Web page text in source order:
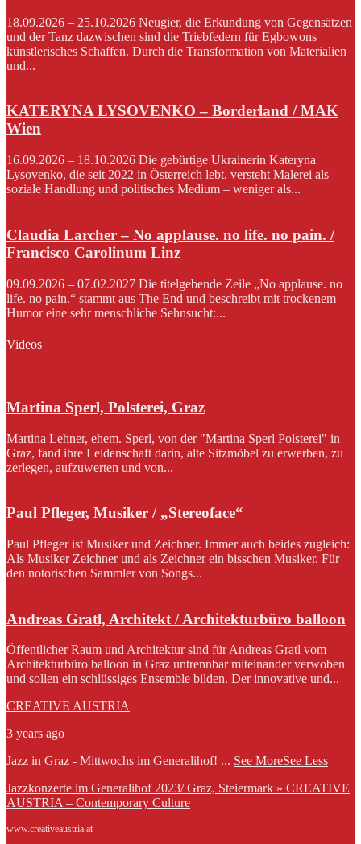
18.09.2026 – 25.10.2026 Neugier, die Erkundung von Gegensätzen
und der Tanz dazwischen sind die Triebfedern für Egbowons
künstlerisches Schaffen. Durch die Transformation von Materialien
und...
KATERYNA LYSOVENKO – Borderland / MAK
Wien
16.09.2026 – 18.10.2026 Die gebürtige Ukrainerin Kateryna
Lysovenko, die seit 2022 in Österreich lebt, versteht Malerei als
soziale Handlung und politisches Medium – weniger als...
Claudia Larcher – No applause. no life. no pain. /
Francisco Carolinum Linz
09.09.2026 – 07.02.2027 Die titelgebende Zeile „No applause. no
life. no pain.“ stammt aus The End und beschreibt mit trockenem
Humor eine sehr menschliche Sehnsucht:...
Videos
Martina Sperl, Polsterei, Graz
Martina Lehner, ehem. Sperl, von der "Martina Sperl Polsterei" in
Graz, fand ihre Leidenschaft darin, alte Sitzmöbel zu erwerben, zu
zerlegen, aufzuwerten und von...
Paul Pfleger, Musiker / „Stereoface“
Paul Pfleger ist Musiker und Zeichner. Immer auch beides zugleich:
Als Musiker Zeichner und als Zeichner ein bisschen Musiker. Für
den notorischen Sammler von Songs...
Andreas Gratl, Architekt / Architekturbüro balloon
Öffentlicher Raum und Architektur sind für Andreas Gratl vom
Architekturbüro balloon in Graz untrennbar miteinander verwoben
und sollen ein schlüssiges Ensemble bilden. Der innovative und...
CREATIVE AUSTRIA
3 years ago
Jazz in Graz - Mittwochs im Generalihof! ... See MoreSee Less
Jazzkonzerte im Generalihof 2023/ Graz, Steiermark » CREATIVE
AUSTRIA – Contemporary Culture
www.creativeaustria.at